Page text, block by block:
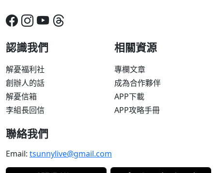
認識我們
解憂福利社
創辦人的話
解憂信箱
李組長回信
相關資源
專欄文章
成為合作夥伴
APP下載
APP攻略手冊
聯絡我們
Email: tsunnylive@gmail.com